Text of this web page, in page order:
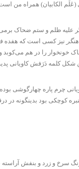
الکابیان) همراه من است و
علیه ظلم و ستم
نیز کسی است که هفده
خونخوار را در هم
شکل کلمه دَرَفش کاویانی
چرم پاره چهارگوشی
کوچکی بود بدینگونه
و زرد و بنفش آراسته